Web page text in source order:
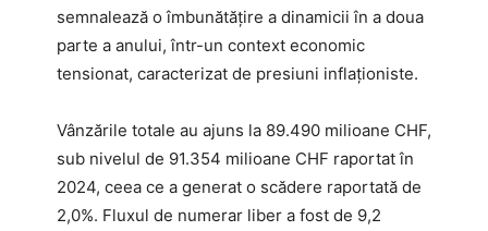
semnalează o îmbunătățire a dinamicii în a doua
parte a anului, într-un context economic
tensionat, caracterizat de presiuni inflaționiste.
Vânzările totale au ajuns la 89.490 milioane CHF,
sub nivelul de 91.354 milioane CHF raportat în
2024, ceea ce a generat o scădere raportată de
2,0%. Fluxul de numerar liber a fost de 9,2